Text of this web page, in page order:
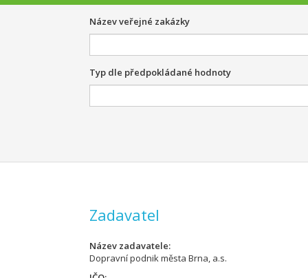
Název veřejné zakázky
Typ dle předpokládané hodnoty
Zadavatel
Název zadavatele
Dopravní podnik města Brna, a.s.